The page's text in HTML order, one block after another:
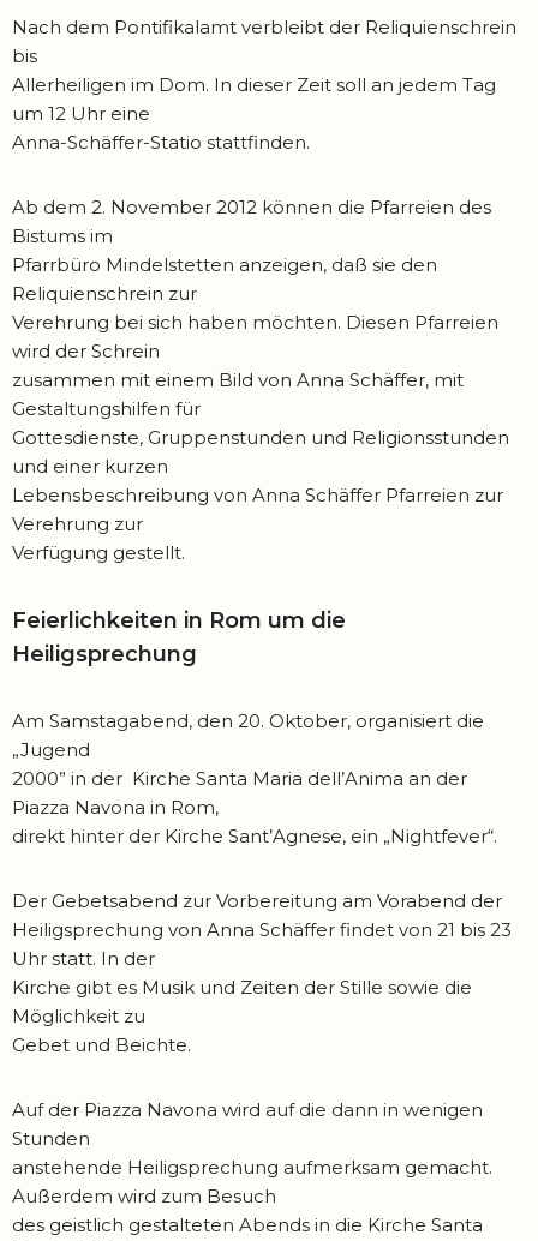
Nach dem Pontifikalamt verbleibt der Reliquienschrein
bis
Allerheiligen im Dom. In dieser Zeit soll an jedem Tag
um 12 Uhr eine
Anna-Schäffer-Statio stattfinden.
Ab dem 2. November 2012 können die Pfarreien des
Bistums im
Pfarrbüro Mindelstetten anzeigen, daß sie den
Reliquienschrein zur
Verehrung bei sich haben möchten. Diesen Pfarreien
wird der Schrein
zusammen mit einem Bild von Anna Schäffer, mit
Gestaltungshilfen für
Gottesdienste, Gruppenstunden und Religionsstunden
und einer kurzen
Lebensbeschreibung von Anna Schäffer Pfarreien zur
Verehrung zur
Verfügung gestellt.
Feierlichkeiten in Rom um die
Heiligsprechung
Am Samstagabend, den 20. Oktober, organisiert die
„Jugend
2000” in der Kirche Santa Maria dell’Anima an der
Piazza Navona in Rom,
direkt hinter der Kirche Sant’Agnese, ein „Nightfever“.
Der Gebetsabend zur Vorbereitung am Vorabend der
Heiligsprechung von Anna Schäffer findet von 21 bis 23
Uhr statt. In der
Kirche gibt es Musik und Zeiten der Stille sowie die
Möglichkeit zu
Gebet und Beichte.
Auf der Piazza Navona wird auf die dann in wenigen
Stunden
anstehende Heiligsprechung aufmerksam gemacht.
Außerdem wird zum Besuch
des geistlich gestalteten Abends in die Kirche Santa